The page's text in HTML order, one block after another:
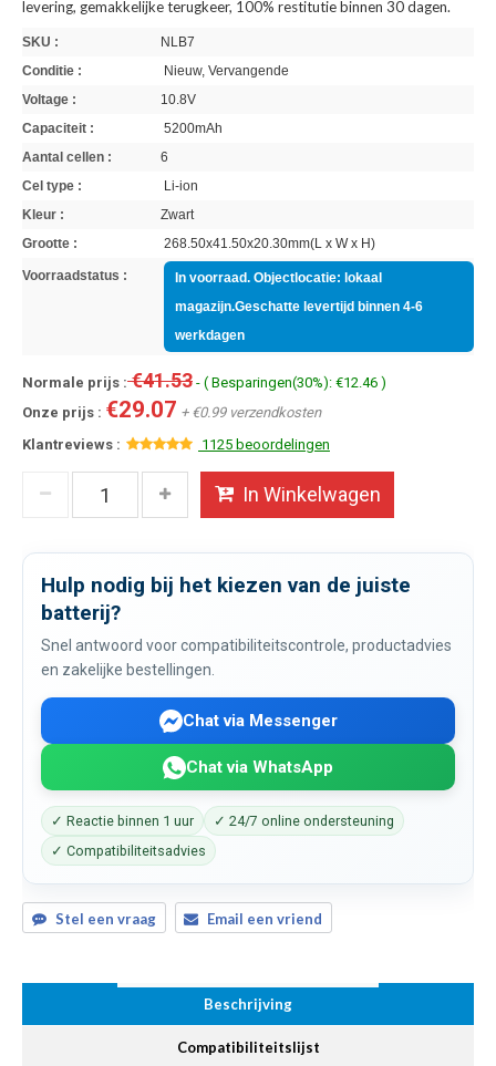
levering, gemakkelijke terugkeer, 100% restitutie binnen 30 dagen.
SKU :
NLB7
Conditie :
Nieuw, Vervangende
Voltage :
10.8V
Capaciteit :
5200mAh
Aantal cellen :
6
Cel type :
Li-ion
Kleur :
Zwart
Grootte :
268.50x41.50x20.30mm(L x W x H)
Voorraadstatus :
In voorraad. Objectlocatie: lokaal
magazijn.Geschatte levertijd binnen 4-6
werkdagen
Normale prijs :€41.53 - ( Besparingen(30%): €12.46 )
Onze prijs : €29.07 + €0.99 verzendkosten
Klantreviews :
1125 beoordelingen
In Winkelwagen
Hulp nodig bij het kiezen van de juiste
batterij?
Snel antwoord voor compatibiliteitscontrole, productadvies
en zakelijke bestellingen.
Chat via Messenger
Chat via WhatsApp
✓ Reactie binnen 1 uur
✓ 24/7 online ondersteuning
✓ Compatibiliteitsadvies
Stel een vraag Email een vriend
Beschrijving
Compatibiliteitslijst